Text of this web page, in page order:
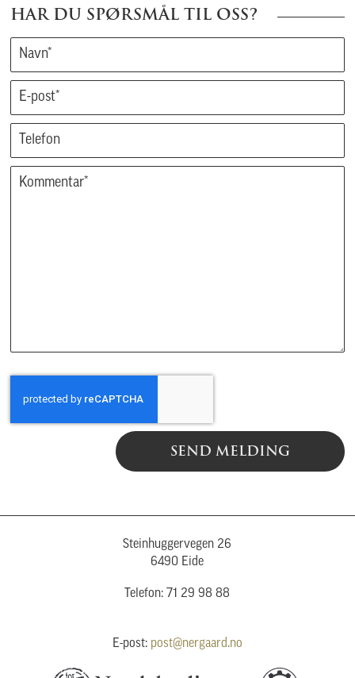
HAR DU SPØRSMÅL TIL OSS?
SEND MELDING
Steinhuggervegen 26
6490 Eide
Telefon: 71 29 98 88
E-post: post@nergaard.no